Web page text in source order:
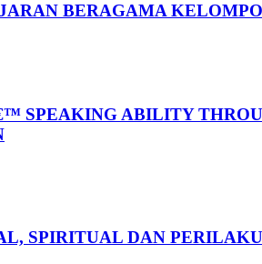
BERAGAMA
SPEAKING ABILITY
SPIRITUAL DAN